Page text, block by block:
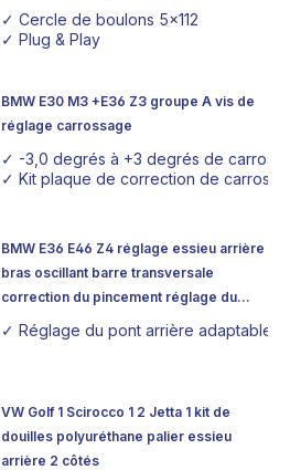
hauteur devant
✓ Cercle de boulons 5x112
✓ Plug & Play
BMW E30 M3 +E36 Z3 groupe A vis de
réglage carrossage
✓ -3,0 degrés à +3 degrés de
✓ Kit plaque de correction de
BMW E36 E46 Z4 réglage essieu arrière
bras oscillant barre transversale
correction du pincement réglage du
pincement
✓ Réglage du pont arrière adaptable
VW Golf 1 Scirocco 1 2 Jetta 1 kit de
douilles polyuréthane palier essieu
arrière 2 côtés